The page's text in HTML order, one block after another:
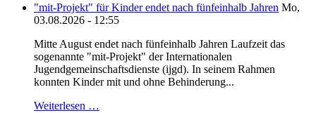
"mit-Projekt" für Kinder endet nach fünfeinhalb Jahren Mo,
03.08.2026 - 12:55
Mitte August endet nach fünfeinhalb Jahren Laufzeit das
sogenannte "mit-Projekt" der Internationalen
Jugendgemeinschaftsdienste (ijgd). In seinem Rahmen
konnten Kinder mit und ohne Behinderung...
Weiterlesen …